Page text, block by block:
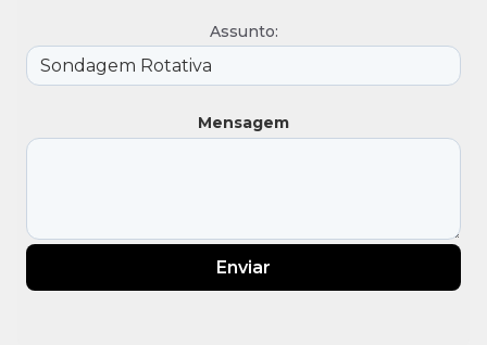
Assunto:
Mensagem
Enviar